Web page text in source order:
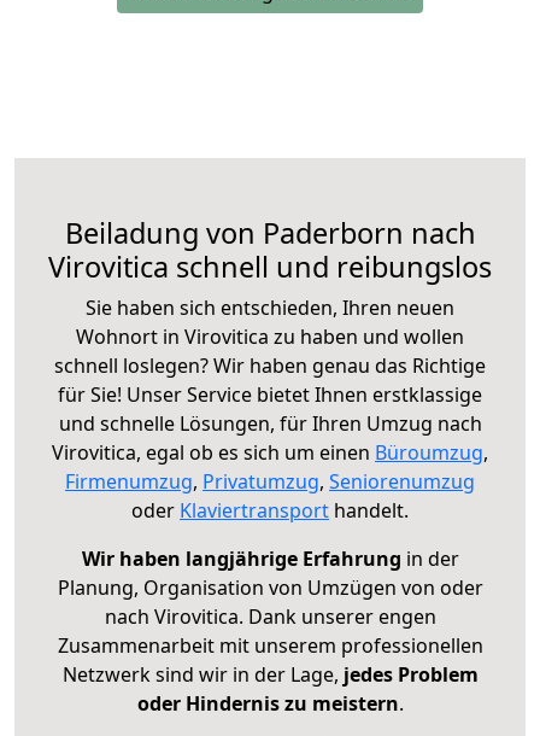
Beiladung von Paderborn nach
Virovitica schnell und reibungslos
Sie haben sich entschieden, Ihren neuen
Wohnort in Virovitica zu haben und wollen
schnell loslegen? Wir haben genau das Richtige
für Sie! Unser Service bietet Ihnen erstklassige
und schnelle Lösungen, für Ihren Umzug nach
Virovitica, egal ob es sich um einen Büroumzug,
Firmenumzug, Privatumzug, Seniorenumzug
oder Klaviertransport handelt.
Wir haben langjährige Erfahrung in der
Planung, Organisation von Umzügen von oder
nach Virovitica. Dank unserer engen
Zusammenarbeit mit unserem professionellen
Netzwerk sind wir in der Lage, jedes Problem
oder Hindernis zu meistern.